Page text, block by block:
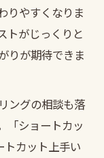
りやすくなりま
トがじっくりと
りが期待できま
ングの相談も落
「ショートカッ
トカット上手い